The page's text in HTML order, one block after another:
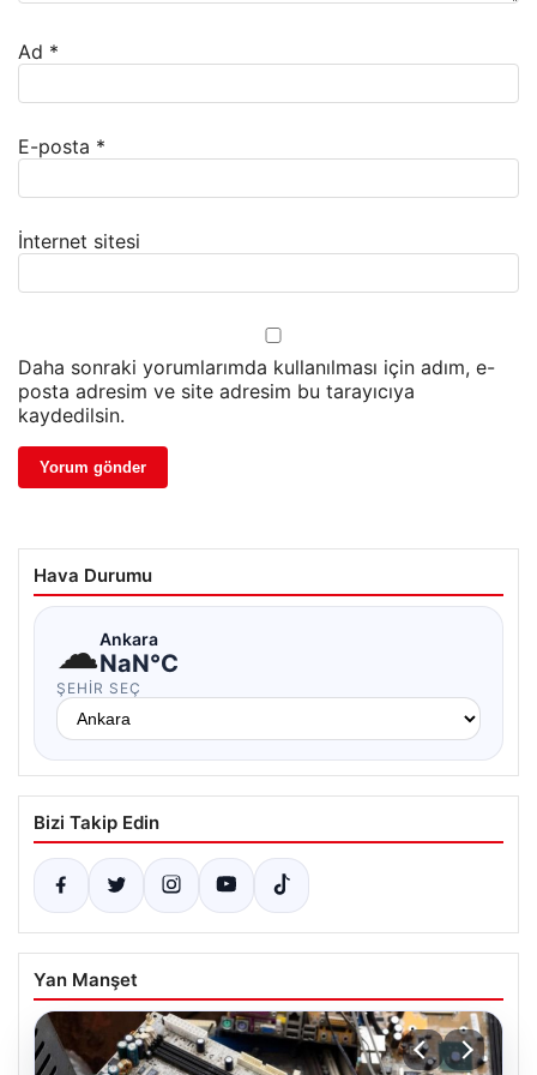
Ad *
E-posta *
İnternet sitesi
Daha sonraki yorumlarımda kullanılması için adım, e-
posta adresim ve site adresim bu tarayıcıya
kaydedilsin.
Hava Durumu
☁Ankara
NaN°C
ŞEHIR SEÇ
Bizi Takip Edin
Yan Manşet